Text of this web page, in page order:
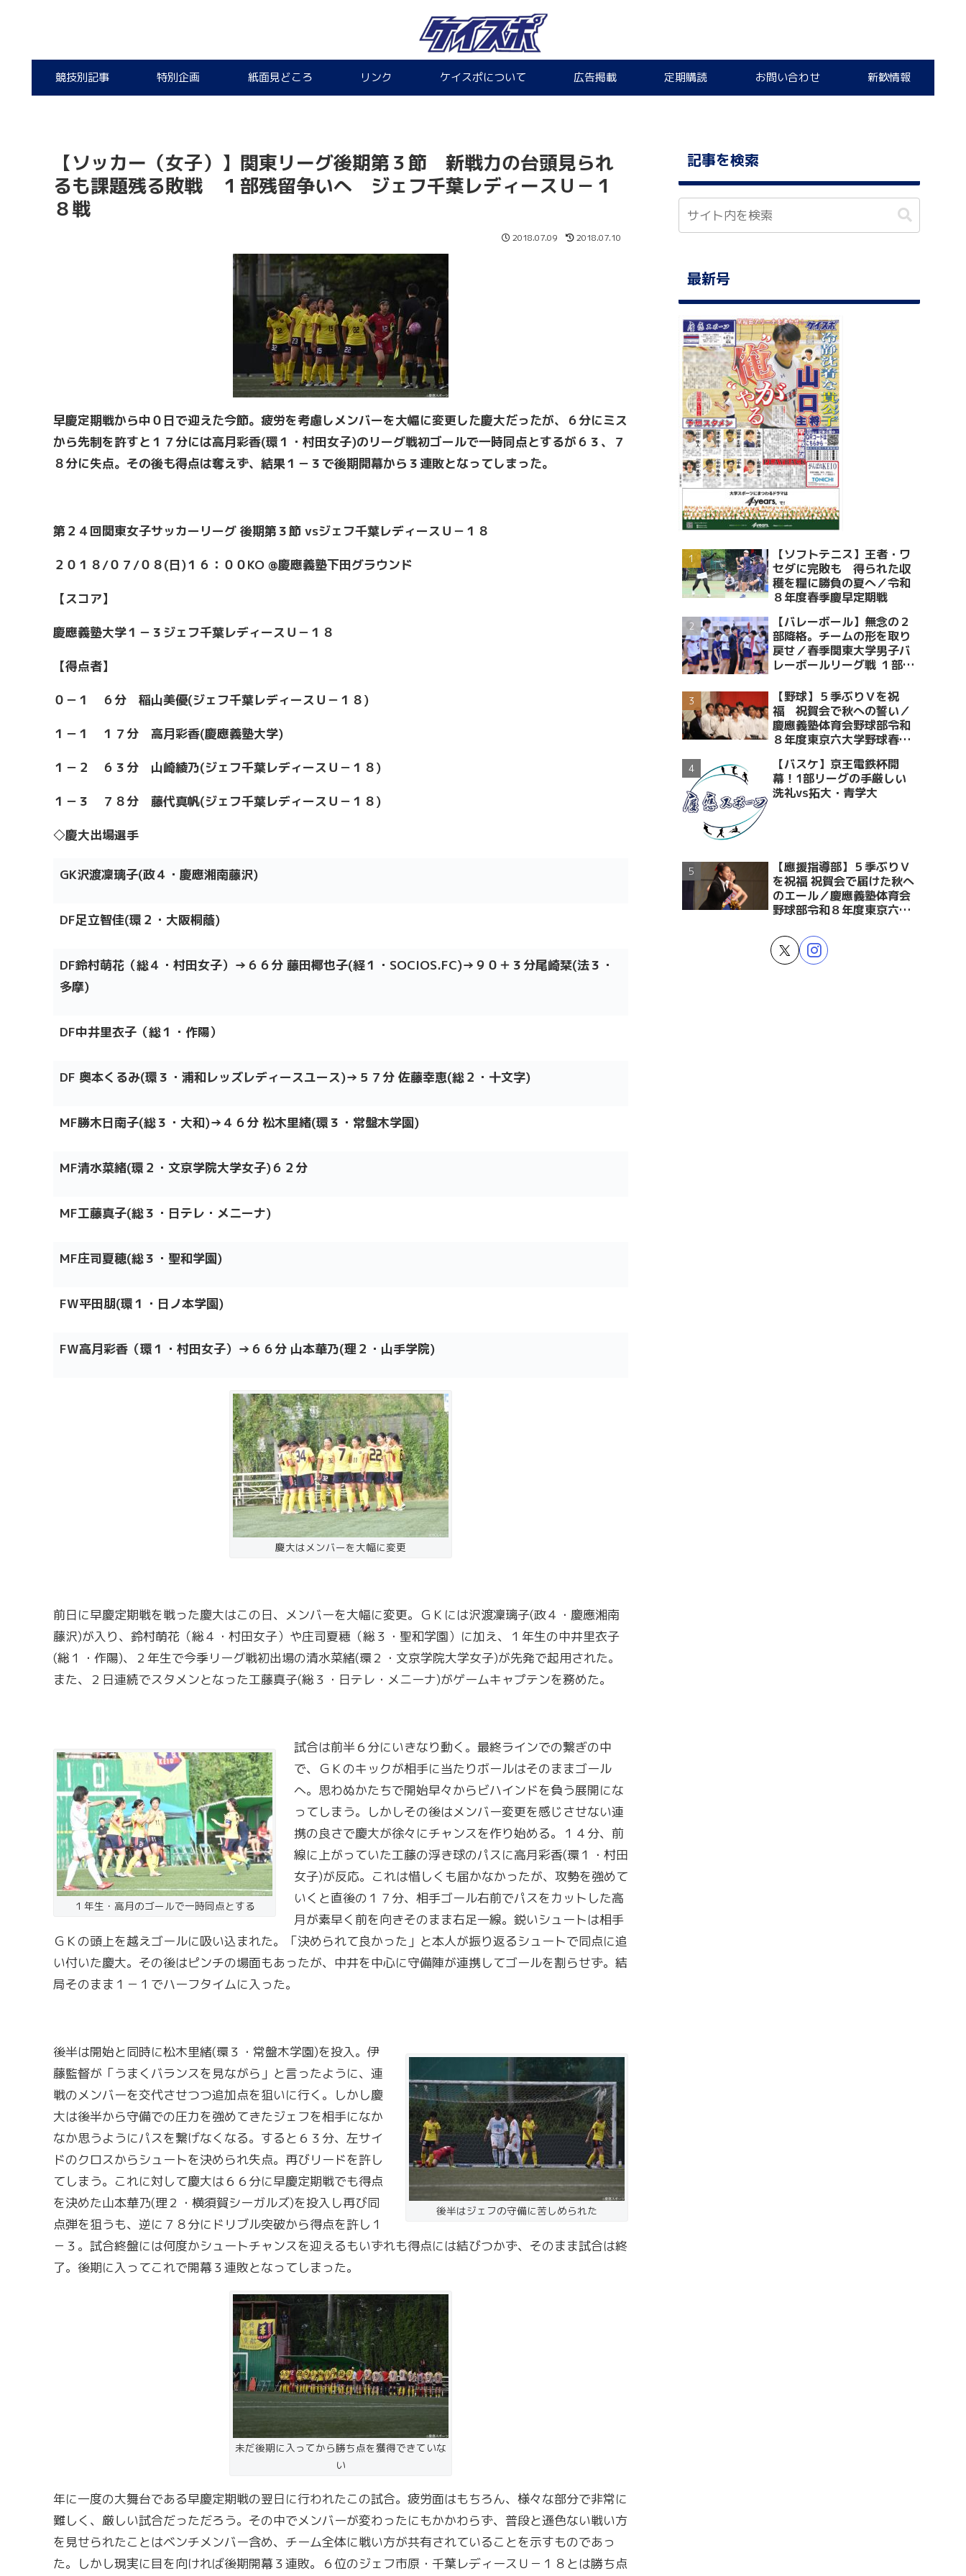
競技別記事 特別企画 紙面見どころ リンク ケイスポについて 広告掲載 定期購読 お問い合わせ 新歓情報
【ソッカー（女子）】関東リーグ後期第３節 新戦力の台頭見られ
るも課題残る敗戦 １部残留争いへ ジェフ千葉レディースＵ－１
８戦
2018.07.09 2018.07.10
早慶定期戦から中０日で迎えた今節。疲労を考慮しメンバーを大幅に変更した慶大だったが、６分にミス
から先制を許すと１７分には高月彩香(環１・村田女子)のリーグ戦初ゴールで一時同点とするが６３、７
８分に失点。その後も得点は奪えず、結果１－３で後期開幕から３連敗となってしまった。
第２４回関東女子サッカーリーグ 後期第３節 vsジェフ千葉レディースＵ－１８
２０１８/０７/０８(日)１６：００KO @慶應義塾下田グラウンド
【スコア】
慶應義塾大学１－３ジェフ千葉レディースＵ－１８
【得点者】
０－１ ６分 稲山美優(ジェフ千葉レディースＵ－１８)
１－１ １７分 高月彩香(慶應義塾大学)
１－２ ６３分 山崎綾乃(ジェフ千葉レディースＵ－１８)
１－３ ７８分 藤代真帆(ジェフ千葉レディースＵ－１８)
◇慶大出場選手
GK沢渡凜璃子(政４・慶應湘南藤沢)
DF足立智佳(環２・大阪桐蔭)
DF鈴村萌花（総４・村田女子）→６６分 藤田椰也子(経１・SOCIOS.FC)→９０＋３分尾崎栞(法３・
多摩)
DF中井里衣子（総１・作陽）
DF 奥本くるみ(環３・浦和レッズレディースユース)→５７分 佐藤幸恵(総２・十文字)
MF勝木日南子(総３・大和)→４６分 松木里緒(環３・常盤木学園)
MF清水菜緒(環２・文京学院大学女子)６２分
MF工藤真子(総３・日テレ・メニーナ)
MF庄司夏穂(総３・聖和学園)
FW平田朋(環１・日ノ本学園)
FW高月彩香（環１・村田女子）→６６分 山本華乃(理２・山手学院)
慶大はメンバーを大幅に変更
前日に早慶定期戦を戦った慶大はこの日、メンバーを大幅に変更。ＧＫには沢渡凜璃子(政４・慶應湘南
藤沢)が入り、鈴村萌花（総４・村田女子）や庄司夏穂（総３・聖和学園）に加え、１年生の中井里衣子
(総１・作陽)、２年生で今季リーグ戦初出場の清水菜緒(環２・文京学院大学女子)が先発で起用された。
また、２日連続でスタメンとなった工藤真子(総３・日テレ・メニーナ)がゲームキャプテンを務めた。
１年生・高月のゴールで一時同点とする
試合は前半６分にいきなり動く。最終ラインでの繋ぎの中
で、ＧＫのキックが相手に当たりボールはそのままゴール
へ。思わぬかたちで開始早々からビハインドを負う展開にな
ってしまう。しかしその後はメンバー変更を感じさせない連
携の良さで慶大が徐々にチャンスを作り始める。１４分、前
線に上がっていた工藤の浮き球のパスに高月彩香(環１・村田
女子)が反応。これは惜しくも届かなかったが、攻勢を強めて
いくと直後の１７分、相手ゴール右前でパスをカットした高
月が素早く前を向きそのまま右足一線。鋭いシュートは相手
ＧＫの頭上を越えゴールに吸い込まれた。「決められて良かった」と本人が振り返るシュートで同点に追
い付いた慶大。その後はピンチの場面もあったが、中井を中心に守備陣が連携してゴールを割らせず。結
局そのまま１－１でハーフタイムに入った。
後半はジェフの守備に苦しめられた
後半は開始と同時に松木里緒(環３・常盤木学園)を投入。伊
藤監督が「うまくバランスを見ながら」と言ったように、連
戦のメンバーを交代させつつ追加点を狙いに行く。しかし慶
大は後半から守備での圧力を強めてきたジェフを相手になか
なか思うようにパスを繋げなくなる。すると６３分、左サイ
ドのクロスからシュートを決められ失点。再びリードを許し
てしまう。これに対して慶大は６６分に早慶定期戦でも得点
を決めた山本華乃(理２・横須賀シーガルズ)を投入し再び同
点弾を狙うも、逆に７８分にドリブル突破から得点を許し１
－３。試合終盤には何度かシュートチャンスを迎えるもいずれも得点には結びつかず、そのまま試合は終
了。後期に入ってこれで開幕３連敗となってしまった。
未だ後期に入ってから勝ち点を獲得できていな
い
年に一度の大舞台である早慶定期戦の翌日に行われたこの試合。疲労面はもちろん、様々な部分で非常に
難しく、厳しい試合だっただろう。その中でメンバーが変わったにもかかわらず、普段と遜色ない戦い方
を見せられたことはベンチメンバー含め、チーム全体に戦い方が共有されていることを示すものであっ
た。しかし現実に目を向ければ後期開幕３連敗。６位のジェフ市原・千葉レディースＵ－１８とは勝ち点
記事を検索
最新号
【ソフトテニス】王者・ワ
セダに完敗も 得られた収
穫を糧に勝負の夏へ／令和
８年度春季慶早定期戦
【バレーボール】無念の２
部降格。チームの形を取り
戻せ／春季関東大学男子バ
レーボールリーグ戦 １部・
【野球】５季ぶりＶを祝
福 祝賀会で秋への誓い／
慶應義塾体育会野球部令和
８年度東京六大学野球春季
～
【バスケ】京王電鉄杯開
幕！1部リーグの手厳しい
洗礼vs拓大・青学大
【應援指導部】５季ぶりＶ
を祝福 祝賀会で届けた秋へ
のエール／慶應義塾体育会
野球部令和８年度東京六大
賀会～後編～